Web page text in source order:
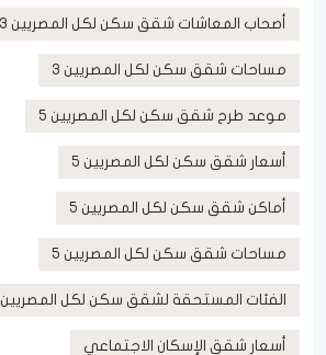
أصحاب المعاشات شقق سكن لكل المصريين 3
مساحات شقق سكن لكل المصريين 3
موعد طرح شقق سكن لكل المصريين 5
أسعار شقق سكن لكل المصريين 5
أماكن شقق سكن لكل المصريين 5
مساحات شقق سكن لكل المصريين 5
الفئات المستحقة لشقق سكن لكل المصريين 5
أسعار شقق الإسكان الاجتماعي